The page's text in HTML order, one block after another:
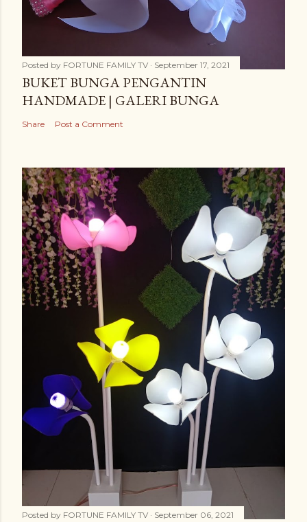
Posted by FORTUNE FAMILY TV September 17, 2021
BUKET BUNGA PENGANTIN
HANDMADE | GALERI BUNGA
Share Post a Comment
Posted by FORTUNE FAMILY TV September 06, 2021